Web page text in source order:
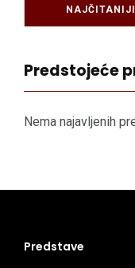
NAJČITANIJI
Predstojeće
Nema najavljenih
Predstave